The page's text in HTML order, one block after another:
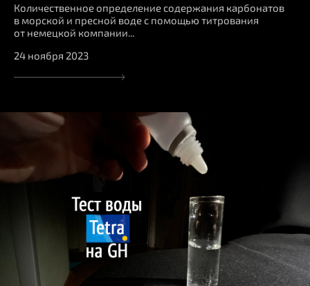
Количественное определение содержания карбонатов
в морской и пресной воде с помощью титрования
от немецкой компании...
24 ноября 2023